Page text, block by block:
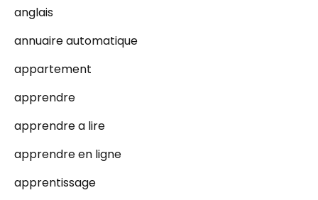
anglais
annuaire automatique
appartement
apprendre
apprendre a lire
apprendre en ligne
apprentissage